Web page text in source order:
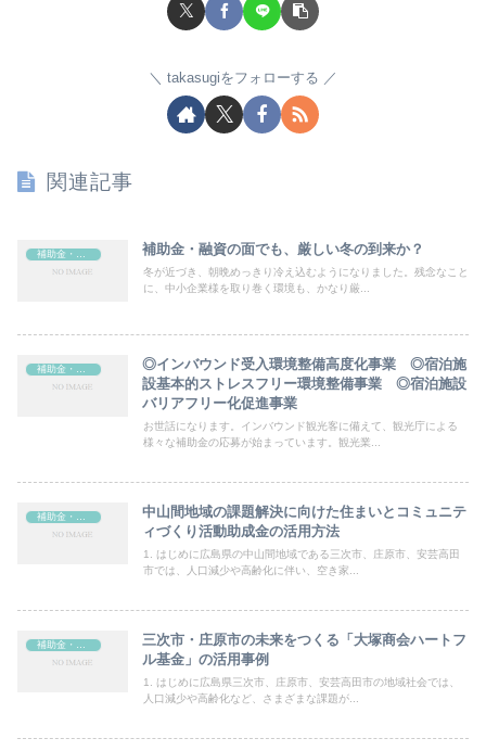
takasugiをフォローする
関連記事
補助金・助成金 補助金・融資の面でも、厳しい冬の到来か？
冬が近づき、朝晩めっきり冷え込むようになりました。残念なこと
に、中小企業様を取り巻く環境も、かなり厳...
補助金・助成金
◎インバウンド受入環境整備高度化事業 ◎宿泊施
設基本的ストレスフリー環境整備事業 ◎宿泊施設
バリアフリー化促進事業
お世話になります。インバウンド観光客に備えて、観光庁による
様々な補助金の応募が始まっています。観光業...
補助金・助成金
中山間地域の課題解決に向けた住まいとコミュニテ
ィづくり活動助成金の活用方法
1. はじめに広島県の中山間地域である三次市、庄原市、安芸高田
市では、人口減少や高齢化に伴い、空き家...
補助金・助成金
三次市・庄原市の未来をつくる「大塚商会ハートフ
ル基金」の活用事例
1. はじめに広島県三次市、庄原市、安芸高田市の地域社会では、
人口減少や高齢化など、さまざまな課題が...